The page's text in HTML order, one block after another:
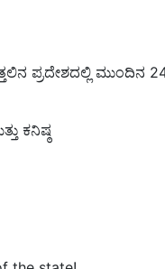
state!